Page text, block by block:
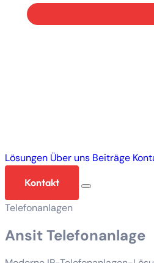
Lösungen Über uns Beiträge
Kontakt
Telefonanlagen
Ansit Telefonanlage